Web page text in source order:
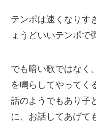
テンポは速くなりす
ょうどいいテンポで
でも暗い歌ではなく
を鳴らしてやってく
話のようでもあり子
に、お話してあげて